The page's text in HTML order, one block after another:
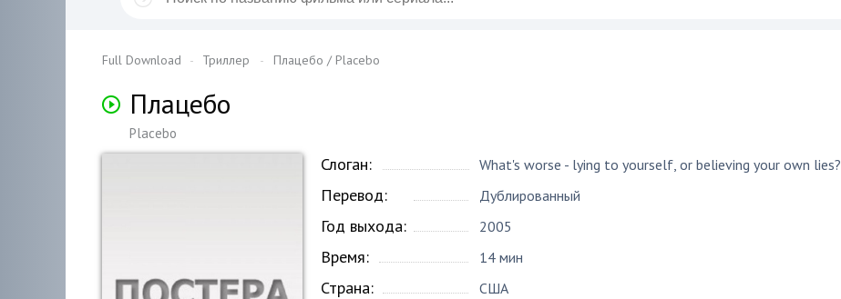
Full Download Триллер Плацебо / Placebo
Плацебо
Placebo
Слоган: What's worse - lying to yourself, or believing your own lies?
Перевод: Дублированный
Год выхода: 2005
Время: 14 мин
Страна: США